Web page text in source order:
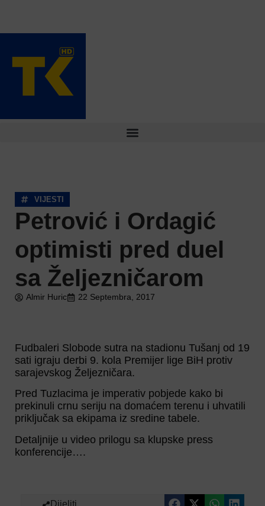
VIJESTI
Petrović i Ordagić
optimisti pred duel
sa Željezničarom
Almir Huric 22 Septembra, 2017
Fudbaleri Slobode sutra na stadionu Tušanj od 19
sati igraju derbi 9. kola Premijer lige BiH protiv
sarajevskog Željezničara.
Pred Tuzlacima je imperativ pobjede kako bi
prekinuli crnu seriju na domaćem terenu i uhvatili
priključak sa ekipama iz sredine tabele.
Detaljnije u video prilogu sa klupske press
konferencije….
Dijeliti